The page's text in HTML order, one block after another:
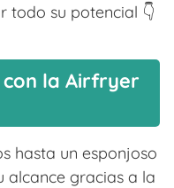
todo su potencial 👇
con la Airfryer
hasta un esponjoso
alcance gracias a la